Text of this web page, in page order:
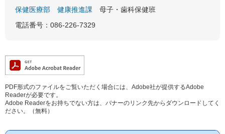
保健医療部 健康推進課
母子・歯科保健班
電話番号：086-226-7329
PDF形式のファイルをご覧いただく場合には、Adobe社が提供するAdobe
Readerが必要です。
Adobe Readerをお持ちでない方は、バナーのリンク先からダウンロードしてく
ださい。（無料）